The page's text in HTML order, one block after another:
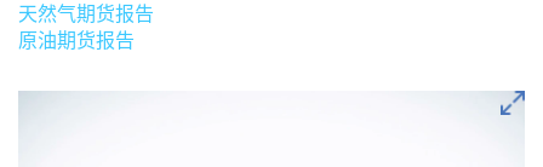
天然气期货报告
原油期货报告